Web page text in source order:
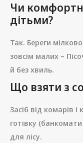
Чи
дітьми?
Так. Береги
зовсім малих –
й без хвиль.
Що взяти з
Засіб від комарів
готівку
для лісу.